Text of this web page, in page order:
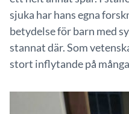
sjuka har hans egna
betydelse för barn med
stannat där. Som
stort inflytande på